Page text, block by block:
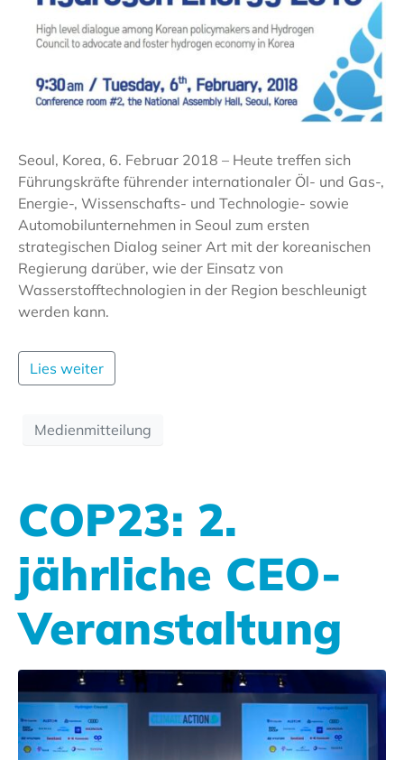
Seoul, Korea, 6. Februar 2018 – Heute treffen sich
Führungskräfte führender internationaler Öl- und Gas-,
Energie-, Wissenschafts- und Technologie- sowie
Automobilunternehmen in Seoul zum ersten
strategischen Dialog seiner Art mit der koreanischen
Regierung darüber, wie der Einsatz von
Wasserstofftechnologien in der Region beschleunigt
werden kann.
Lies weiter
Medienmitteilung
COP23: 2.
jährliche CEO-
Veranstaltung